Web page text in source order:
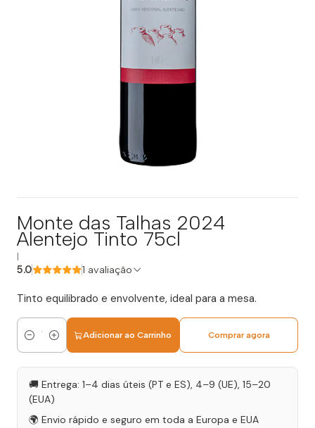
Monte das Talhas 2024
Alentejo Tinto 75cl
5.0 1 avaliação
Tinto equilibrado e envolvente, ideal para a mesa.
Quantidade
Adicionar ao Carrinho Comprar agora
🚚 Entrega: 1–4 dias úteis (PT e ES), 4–9 (UE), 15–20
(EUA)
🌍 Envio rápido e seguro em toda a Europa e EUA